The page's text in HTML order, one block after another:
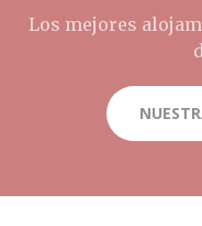
Los mejores